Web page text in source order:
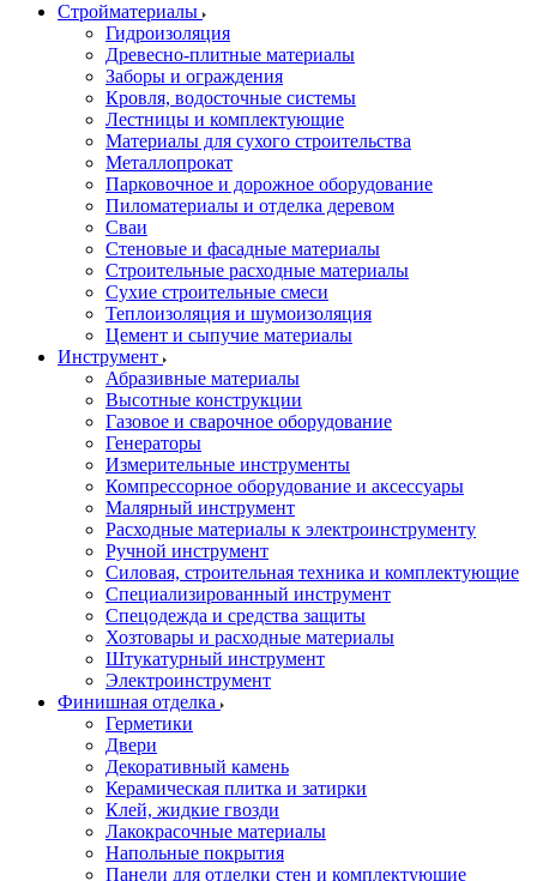
Стройматериалы
Гидроизоляция
Древесно-плитные материалы
Заборы и ограждения
Кровля, водосточные системы
Лестницы и комплектующие
Материалы для сухого строительства
Металлопрокат
Парковочное и дорожное оборудование
Пиломатериалы и отделка деревом
Сваи
Стеновые и фасадные материалы
Строительные расходные материалы
Сухие строительные смеси
Теплоизоляция и шумоизоляция
Цемент и сыпучие материалы
Инструмент
Абразивные материалы
Высотные конструкции
Газовое и сварочное оборудование
Генераторы
Измерительные инструменты
Компрессорное оборудование и аксессуары
Малярный инструмент
Расходные материалы к электроинструменту
Ручной инструмент
Силовая, строительная техника и комплектующие
Специализированный инструмент
Спецодежда и средства защиты
Хозтовары и расходные материалы
Штукатурный инструмент
Электроинструмент
Финишная отделка
Герметики
Двери
Декоративный камень
Керамическая плитка и затирки
Клей, жидкие гвозди
Лакокрасочные материалы
Напольные покрытия
Панели для отделки стен и комплектующие